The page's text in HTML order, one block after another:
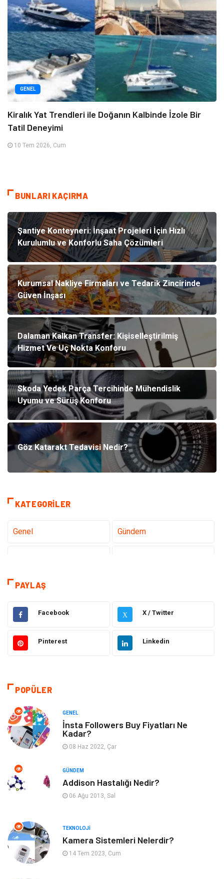
GENEL
Kiralık Yat Trendleri ile Doğanın Kalbinde İzole Bir
Tatil Deneyimi
10 Tem 2026, Cum
BUNLARI KAÇIRMA
Şantiye Konteyneri: İnşaat Projeleri İçin Hızlı
Kurulumlu ve Konforlu Saha Çözümleri
Kurumsal Nakliye Firmaları ve Tedarik Zincirinde
Güven İnşası
Dalaman Kalkan Transfer: Kişiselleştirilmiş
Hizmet Ve Uç Nokta Konforu
Skoda Yedek Parça Tercihinde Mühendislik
Uyumu ve Sürüş Konforu
Göz Katarakt Tedavisi Nedir?
KATEGORILER
Genel Gündem
Teknoloji & İnternet
Elektrik & Elektronik Eğitim
Gıda Estetik ve Güzellik
Otomotiv
Giyim
Cilt ve Deri Hastalıkları
Organizasyon Hastalıklar
Kadın Hastalıkları Alternatif Tıp
Güzellik
PAYLAŞ
Facebook X X / Twitter
Pinterest Linkedin
POPÜLER
GENEL
İnsta Followers Buy Fiyatları Ne
Kadar?
08 Haz 2022, Çar
GÜNDEM
Addison Hastalığı Nedir?
06 Ağu 2013, Sal
TEKNOLOJI
Kamera Sistemleri Nelerdir?
14 Tem 2023, Cum